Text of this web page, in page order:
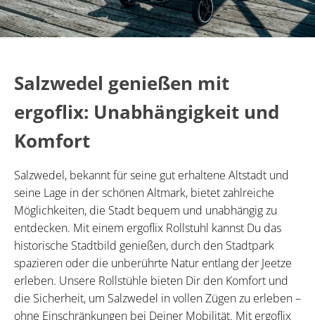
Salzwedel genießen mit
ergoflix: Unabhängigkeit und
Komfort
Salzwedel, bekannt für seine gut erhaltene Altstadt und
seine Lage in der schönen Altmark, bietet zahlreiche
Möglichkeiten, die Stadt bequem und unabhängig zu
entdecken. Mit einem ergoflix Rollstuhl kannst Du das
historische Stadtbild genießen, durch den Stadtpark
spazieren oder die unberührte Natur entlang der Jeetze
erleben. Unsere Rollstühle bieten Dir den Komfort und
die Sicherheit, um Salzwedel in vollen Zügen zu erleben –
ohne Einschränkungen bei Deiner Mobilität. Mit ergoflix